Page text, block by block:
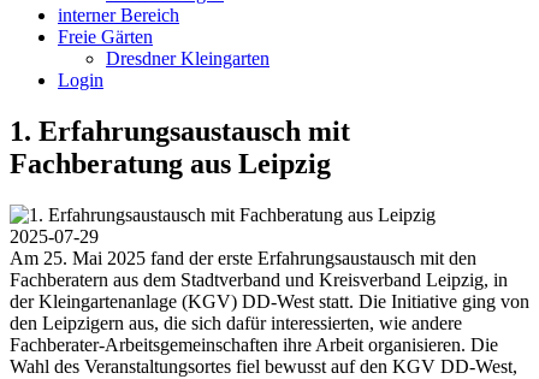
interner Bereich
Freie Gärten
Dresdner Kleingarten
Login
1. Erfahrungsaustausch mit
Fachberatung aus Leipzig
2025-07-29
Am 25. Mai 2025 fand der erste Erfahrungsaustausch mit den
Fachberatern aus dem Stadtverband und Kreisverband Leipzig, in
der Kleingartenanlage (KGV) DD-West statt. Die Initiative ging von
den Leipzigern aus, die sich dafür interessierten, wie andere
Fachberater-Arbeitsgemeinschaften ihre Arbeit organisieren. Die
Wahl des Veranstaltungsortes fiel bewusst auf den KGV DD-West,